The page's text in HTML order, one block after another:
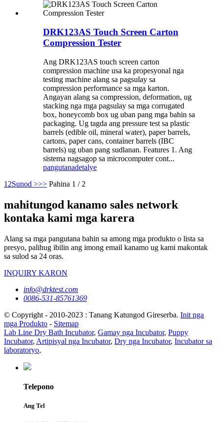
DRK123AS Touch Screen Carton
Compression Tester
Ang DRK123AS touch screen carton
compression machine usa ka propesyonal nga
testing machine alang sa pagsulay sa
compression performance sa mga karton.
Angayan alang sa compression, deformation, ug
stacking nga mga pagsulay sa mga corrugated
box, honeycomb box ug uban pang mga bahin sa
packaging. Ug tagda ang pressure test sa plastic
barrels (edible oil, mineral water), paper barrels,
cartons, paper cans, container barrels (IBC
barrels) ug uban pang sudlanan. Features 1. Ang
sistema nagsagop sa microcomputer cont...
pangutanadetalye
1 2Sunod >>> Pahina 1 / 2
mahitungod kanamo sales network
kontaka kami mga karera
Alang sa mga pangutana bahin sa among mga produkto o lista sa
presyo, palihug ibilin ang imong email kanamo ug kami makontak
sa sulod sa 24 oras.
INQUIRY KARON
info@drktest.com
0086-531-85761369
© Copyright - 2010-2023 : Tanang Katungod Gireserba. Init nga
mga Produkto - Sitemap
Lab Line Dry Bath Incubator, Gamay nga Incubator, Puppy
Incubator, Artipisyal nga Incubator, Dry nga Incubator, Incubator sa
laboratoryo,
Telepono
Ang Tel